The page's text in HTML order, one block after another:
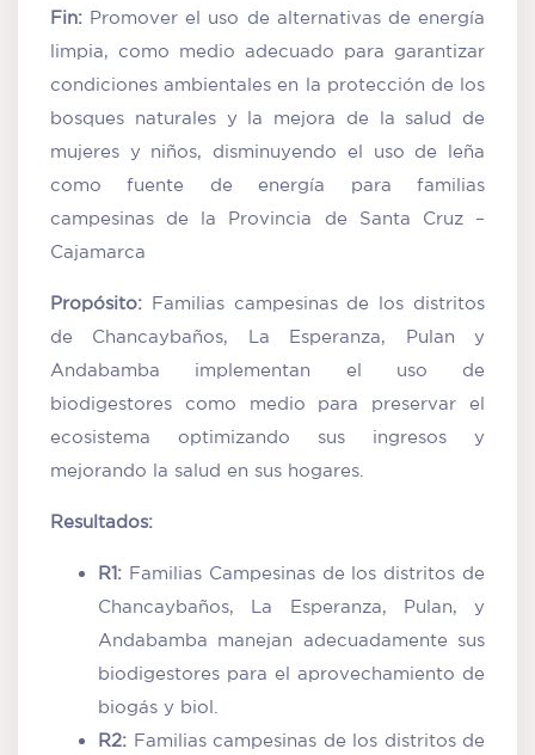
Fin: Promover el uso de alternativas de energía
limpia, como medio adecuado para garantizar
condiciones ambientales en la protección de los
bosques naturales y la mejora de la salud de
mujeres y niños, disminuyendo el uso de leña
como fuente de energía para familias
campesinas de la Provincia de Santa Cruz –
Cajamarca
Propósito: Familias campesinas de los distritos
de Chancaybaños, La Esperanza, Pulan y
Andabamba implementan el uso de
biodigestores como medio para preservar el
ecosistema optimizando sus ingresos y
mejorando la salud en sus hogares.
Resultados:
R1: Familias Campesinas de los distritos de
Chancaybaños, La Esperanza, Pulan, y
Andabamba manejan adecuadamente sus
biodigestores para el aprovechamiento de
biogás y biol.
R2: Familias campesinas de los distritos de